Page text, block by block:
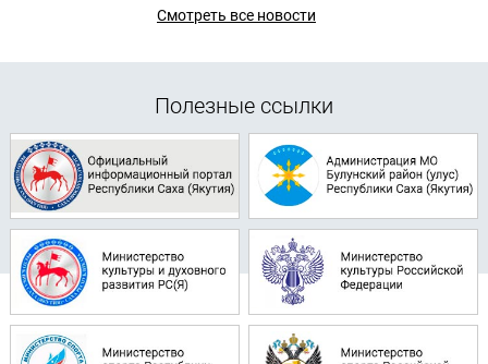
Смотреть все новости
Полезные ссылки